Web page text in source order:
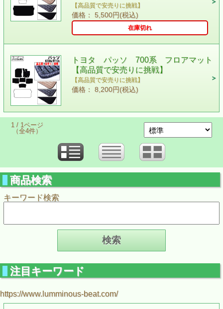
【高品質で安売りに挑戦】
価格： 5,500円(税込)
在庫切れ
トヨタ パッソ 700系 フロアマット
【高品質で安売りに挑戦】
【高品質で安売りに挑戦】
価格： 8,200円(税込)
1 / 1ページ
（全4件）
商品検索
キーワード検索
注目キーワード
https://www.lumminous-beat.com/